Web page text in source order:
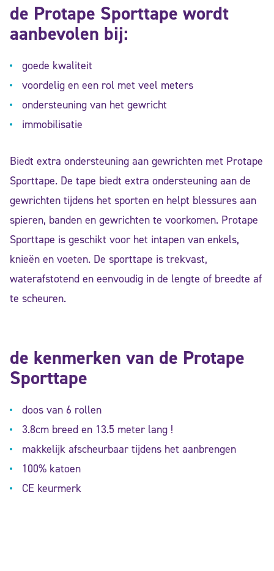
de Protape Sporttape wordt
aanbevolen bij:
goede kwaliteit
voordelig en een rol met veel meters
ondersteuning van het gewricht
immobilisatie
Biedt extra ondersteuning aan gewrichten met Protape
Sporttape. De tape biedt extra ondersteuning aan de
gewrichten tijdens het sporten en helpt blessures aan
spieren, banden en gewrichten te voorkomen. Protape
Sporttape is geschikt voor het intapen van enkels,
knieën en voeten. De sporttape is trekvast,
waterafstotend en eenvoudig in de lengte of breedte af
te scheuren.
de kenmerken van de Protape
Sporttape
doos van 6 rollen
3.8cm breed en 13.5 meter lang !
makkelijk afscheurbaar tijdens het aanbrengen
100% katoen
CE keurmerk